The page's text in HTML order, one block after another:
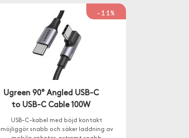
-11%
Ugreen 90° Angled USB-C
to USB-C Cable 100W
USB-C-kabel med böjd kontakt
möjliggör snabb och säker laddning av